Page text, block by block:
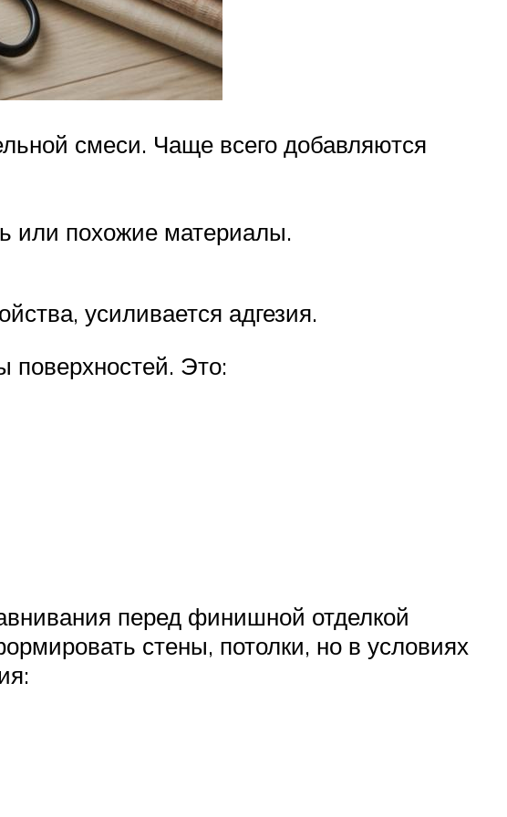
смеси. Чаще всего добавляются
или похожие материалы.
усиливается адгезия.
поверхностей. Это:
перед финишной отделкой
стены, потолки, но в условиях